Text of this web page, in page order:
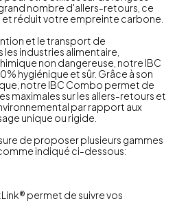
nombre d'allers-retours, ce
et réduit votre empreinte carbone.
et le transport de
industries alimentaire,
non dangereuse, notre IBC
hygiénique et sûr. Grâce à son
notre IBC Combo permet de
maximales sur les allers-retours et
par rapport aux
unique ou rigide.
de proposer plusieurs gammes
indiqué ci-dessous:
permet de suivre vos